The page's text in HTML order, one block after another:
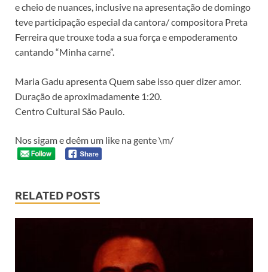
e cheio de nuances, inclusive na apresentação de domingo
teve participação especial da cantora/ compositora Preta
Ferreira que trouxe toda a sua força e empoderamento
cantando “Minha carne”.
Maria Gadu apresenta Quem sabe isso quer dizer amor.
Duração de aproximadamente 1:20.
Centro Cultural São Paulo.
Nos sigam e deêm um like na gente \m/
RELATED POSTS